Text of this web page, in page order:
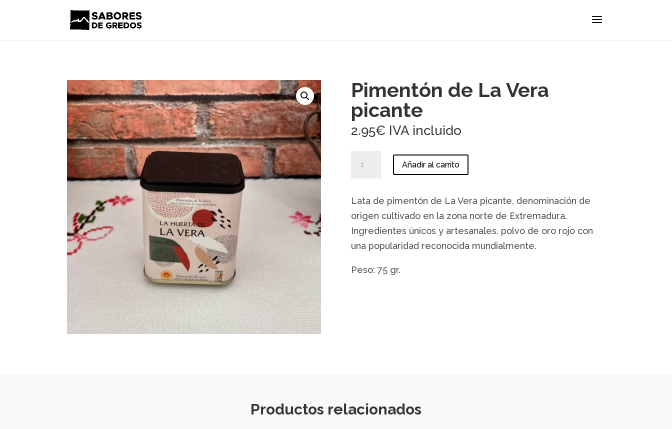
Pimentón de La Vera
picante
2.95€ IVA incluido
picante
cantidad
Añadir al carrito
Lata de pimentón de La Vera picante, denominación de
origen cultivado en la zona norte de Extremadura.
Ingredientes únicos y artesanales, polvo de oro rojo con
una popularidad reconocida mundialmente.
Peso: 75 gr.
Productos relacionados